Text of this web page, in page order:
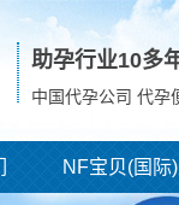
助孕行业10多
中国代孕公司 代孕
NF宝贝(国际